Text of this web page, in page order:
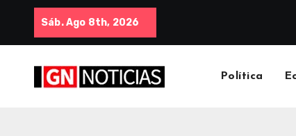
Sáb. Ago 8th, 2026
Política